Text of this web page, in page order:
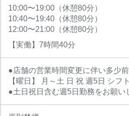
10:00〜19:00（休憩80分）
10:40〜19:40（休憩80分）
12:00〜21:00（休憩80分）
【実働】7時間40分
●店舗の営業時間変更に伴い多少
【曜日】 月～土 日 祝 週5日 シフ
●土日祝日含む週5日勤務をお願